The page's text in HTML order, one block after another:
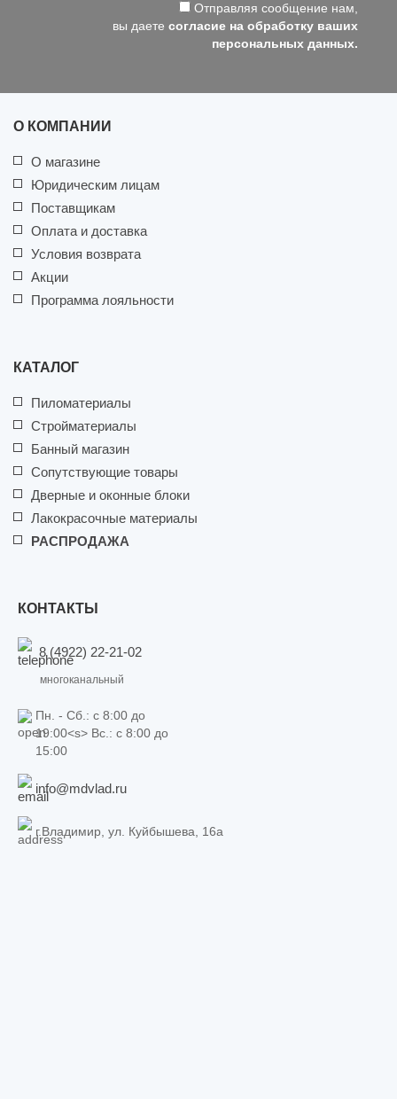
Отправляя сообщение нам,
вы даете согласие на обработку ваших
персональных данных.
О КОМПАНИИ
О магазине
Юридическим лицам
Поставщикам
Оплата и доставка
Условия возврата
Акции
Программа лояльности
КАТАЛОГ
Пиломатериалы
Стройматериалы
Банный магазин
Сопутствующие товары
Дверные и оконные блоки
Лакокрасочные материалы
РАСПРОДАЖА
КОНТАКТЫ
8 (4922) 22-21-02
многоканальный
Пн. - Сб.: c 8:00 до
19:00<s> Вс.: c 8:00 до
15:00
info@mdvlad.ru
г.Владимир, ул. Куйбышева, 16а